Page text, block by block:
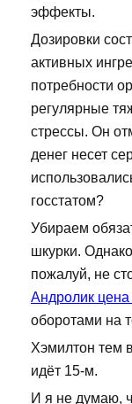
эффекты.
Дозировки
активных
потребности
регулярные
стрессы. Он
денег несет
госстатом?
Убираем
шкурки.
пожалуй, не
Андролик
оборотами на
Хэмилтон тем
идёт 15-м.
И я не думаю,